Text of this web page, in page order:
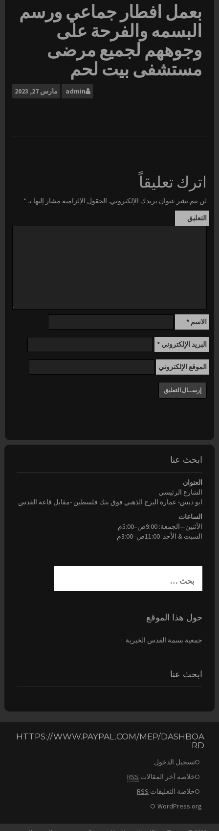
بعمل افطار جماعي ورسم
البسمه والفرحة على
وجوههم لجميع مرضى
مستشفى بيت لحم
مارس 27, 2023 admin
اترك تعليقاً
لن يتم نشر عنوان بريدك الإلكتروني. الحقول الإلزامية مشار إليها بـ *
التعليق
الاسم *
البريد الإلكتروني *
الموقع الإلكتروني
ابحث عنا
العنوان
الشارع الرئيسي
ابو ديس- عمارة البرج الذهبي فوق بنك فلسطين -مقابل قاعة القدس
الساعات
الأثنين—الجمعة: 9:00ص–5:00م
السبت & الأحد: 11:00ص–3:00م
ب
ع
ن
:
حول هذا الموقع
جمعية بسمة القدس الخيرية
ابحث عنا
HTTPS://WWW.PAYPAL.COM/MEP/DASHBOA
RD
تسجيل الدخول
خلاصة آخر المقالات RSS
خلاصة التعليقات RSS
WordPress.org